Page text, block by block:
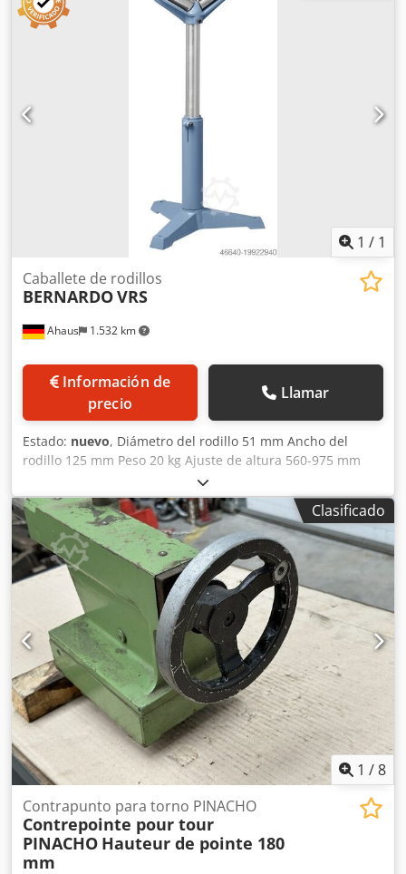
- Soporte de rodillos ajustable en altura de forma continua
y bloqueable Dodpfx Ajxaaivoh Dewa - Transporte de
material sencillo y eficiente para la alimentación y retirada
1 / 1
Ahaus 1.532 km
Caballete de rodillos
BERNARDOVRS
Información de
precio
Llamar
Estado: nuevo, Diámetro del rodillo 51 mm Ancho del
rodillo 125 mm Peso 20 kg Ajuste de altura 560-975 mm
Equipamiento: - Ejecución pesada de trípode de fundición
para máxima capacidad de carga - Soporte de rodillo
ajustable en altura sin escalonamientos y blocable -
Soporte seguro para la pieza de trabajo - Rodillos de acero
galvanizado macizos y de alta resistencia - Con dos rodillos
de 125 mm de longitud cada uno, óptimo para tubos, ...
Dedpfow U U U Rsx Ah Djwa Datos técnicos: Ancho del
rodillo 2 x 125 mm Diámetro del rodillo 51 mm Ajuste de
altura 560 - 975 mm Capacidad de carga, máx. 700 kg
Diámetro del tubo soporte 74 / 52 mm Peso aprox. 20 kg
Clasificado
1 /8
Contrapunto para torno PINACHO
Contrepointe pour tour
PINACHO Hauteur de pointe 180
mm